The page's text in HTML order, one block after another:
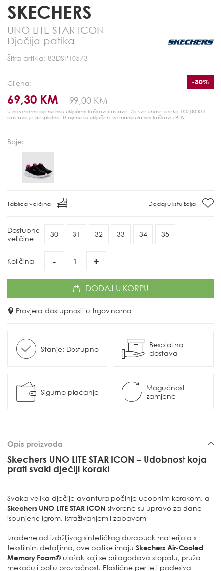
SKECHERS
UNO LITE STAR ICON
Dječija patika
Šifra artikla: 83DSP10573
Cijena:
69,30 KM 99,00 KM
-30%
U navedenu cijenu nisu uključeni troškovi dostave. Za sve iznose preko 100,00 KM
dostava je besplatna. U cijenu su uključeni svi manipulativni troškovi i PDV.
Boje:
Tablica veličina Dodaj u listu želja
Dostupne
veličine
30 31 32 33 34 35
Količina - +
DODAJ U KORPU
Provjera dostupnosti u trgovinama
Stanje: Dostupno
Besplatna
dostava
Sigurno plaćanje
Mogućnost
zamjene
Opis proizvoda
Skechers UNO LITE STAR ICON – Udobnost koja
prati svaki dječiji korak!
Svaka velika dječija avantura počinje udobnim korakom, a
Skechers UNO LITE STAR ICON stvorene su upravo za dane
ispunjene igrom, istraživanjem i zabavom.
Izrađene od izdržljivog sintetičkog durabuck materijala s
tekstilnim detaljima, ove patike imaju Skechers Air-Cooled
Memory Foam®uložak koji se prilagođava stopalu, pruža
mekoću i bolju prozračnost. Elastične pertle i podesiva